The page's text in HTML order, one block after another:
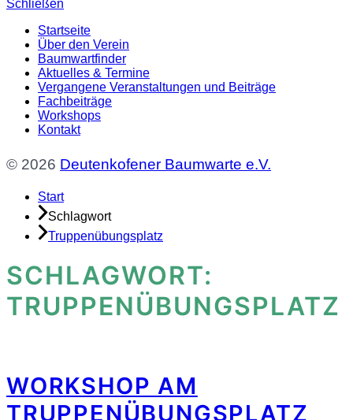
Schließen
Startseite
Über den Verein
Baumwartfinder
Aktuelles & Termine
Vergangene Veranstaltungen und Beiträge
Fachbeiträge
Workshops
Kontakt
© 2026 Deutenkofener Baumwarte e.V.
Start
Schlagwort
Truppenübungsplatz
SCHLAGWORT:
TRUPPENÜBUNGSPLATZ
WORKSHOP AM
TRUPPENÜBUNGSPLATZ